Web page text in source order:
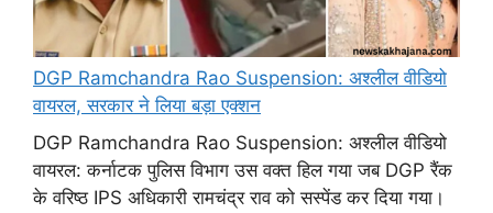
DGP Ramchandra Rao Suspension: अश्लील वीडियो
वायरल, सरकार ने लिया बड़ा एक्शन
DGP Ramchandra Rao Suspension: अश्लील वीडियो
वायरल: कर्नाटक पुलिस विभाग उस वक्त हिल गया जब DGP रैंक
के वरिष्ठ IPS अधिकारी रामचंद्र राव को सस्पेंड कर दिया गया।